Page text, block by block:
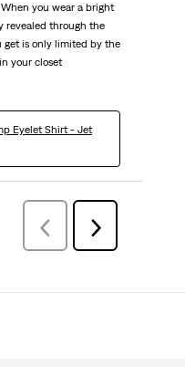
you wear a bright
revealed through the
get is only limited by the
your closet
Eyelet Shirt - Jet
Précédentcommentaire
Suivant
commentaire